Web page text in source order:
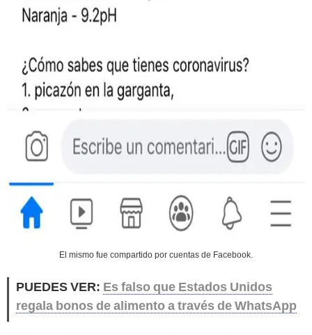
El mismo fue compartido por cuentas de Facebook.
PUEDES VER: Es falso que Estados Unidos
regala bonos de alimento a través de WhatsApp